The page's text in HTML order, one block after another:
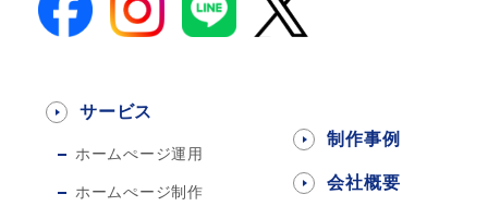
サービス
ホームぺージ運用
ホームぺージ制作
制作事例
会社概要